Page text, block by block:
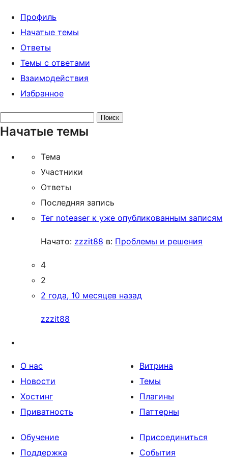
Профиль
Начатые темы
Ответы
Темы с ответами
Взаимодействия
Избранное
тем:
Начатые темы
Тема
Участники
Ответы
Последняя запись
Тег noteaser к уже опубликованным записям
Начато: zzzit88 в: Проблемы и решения
4
2
2 года, 10 месяцев назад
zzzit88
О нас
Новости
Хостинг
Приватность
Витрина
Темы
Плагины
Паттерны
Обучение
Поддержка
Присоединиться
События